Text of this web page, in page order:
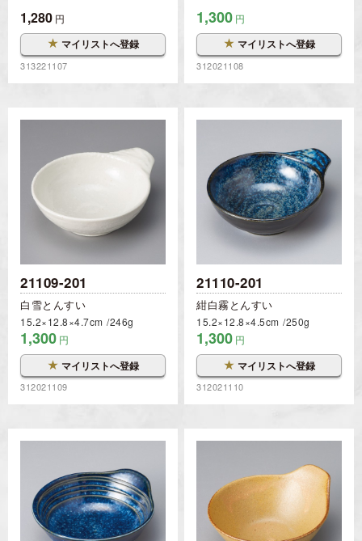
1,280 円
★ マイリストへ登録
313221107
1,300 円
★ マイリストへ登録
312021108
21109-201
白雪とんすい
15.2×12.8×4.7cm 246g
1,300 円
★ マイリストへ登録
312021109
21110-201
紺白霧とんすい
15.2×12.8×4.5cm 250g
1,300 円
★ マイリストへ登録
312021110